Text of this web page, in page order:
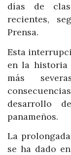
días de
recientes,
Prensa.
Esta
en la historia
más
desarrollo
panameños.
La
se ha dado